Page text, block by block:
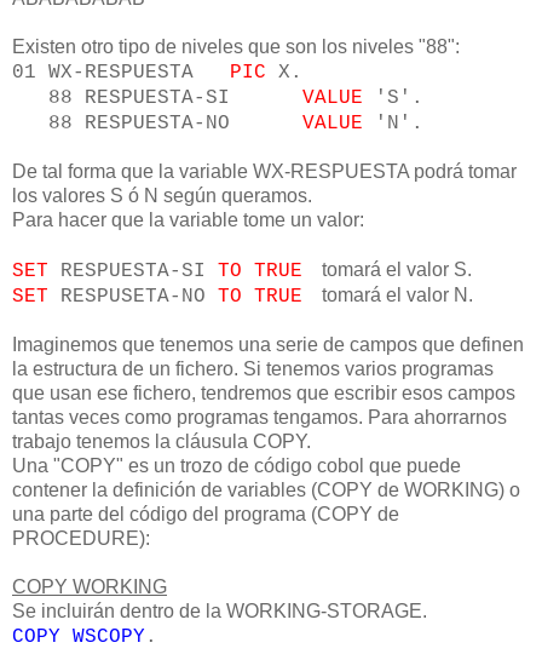
Existen otro tipo de niveles que son los niveles "88":
01 WX-RESPUESTA PIC X.
88 RESPUESTA-SI VALUE 'S'.
88 RESPUESTA-NO VALUE 'N'.
De tal forma que la variable WX-RESPUESTA podrá tomar
los valores S ó N según queramos.
Para hacer que la variable tome un valor:
SET RESPUESTA-SI TO TRUE tomará el valor S.
SET RESPUSETA-NO TO TRUE tomará el valor N.
Imaginemos que tenemos una serie de campos que definen
la estructura de un fichero. Si tenemos varios programas
que usan ese fichero, tendremos que escribir esos campos
tantas veces como programas tengamos. Para ahorrarnos
trabajo tenemos la cláusula COPY.
Una "COPY" es un trozo de código cobol que puede
contener la definición de variables (COPY de WORKING) o
una parte del código del programa (COPY de
PROCEDURE):
COPY WORKING
Se incluirán dentro de la WORKING-STORAGE.
COPY WSCOPY .